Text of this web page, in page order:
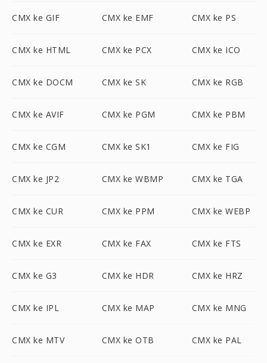
CMX ke GIF CMX ke EMF CMX ke PS
CMX ke HTML CMX ke PCX CMX ke ICO
CMX ke DOCM CMX ke SK CMX ke RGB
CMX ke AVIF CMX ke PGM CMX ke PBM
CMX ke CGM CMX ke SK1 CMX ke FIG
CMX ke JP2 CMX ke WBMP CMX ke TGA
CMX ke CUR CMX ke PPM CMX ke WEBP
CMX ke EXR CMX ke FAX CMX ke FTS
CMX ke G3 CMX ke HDR CMX ke HRZ
CMX ke IPL CMX ke MAP CMX ke MNG
CMX ke MTV CMX ke OTB CMX ke PAL